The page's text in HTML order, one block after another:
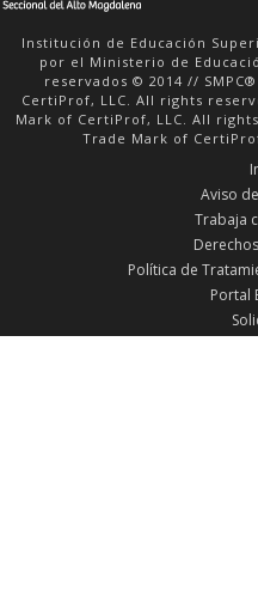
Institución de Educación
por el Ministerio de
reservados © 2014 //
CertiProf, LLC. All rights
Mark of CertiProf, LLC. All
Trade Mark of
Aviso
Trabaja
Política de
Portal